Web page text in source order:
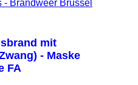
Brandweer Brussel
mit
- Maske
FA